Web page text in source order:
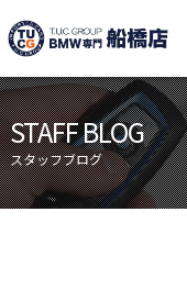
ニュース
目玉車両一覧
保証＆サービス
STAFF BLOG
スタッフブログ